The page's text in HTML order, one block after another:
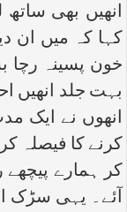
انھیں بھی ساتھ
کہا کہ میں ان
خون پسینہ رچا
بہت جلد انھیں
انھوں نے ایک
کرنے کا فیصلہ
کر ہمارے
آئے۔ یہی سڑک